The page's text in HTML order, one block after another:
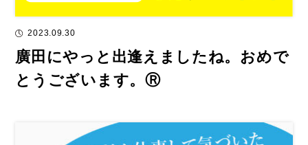
2023.09.30
廣田にやっと出逢えましたね。おめで
とうございます。Ⓡ